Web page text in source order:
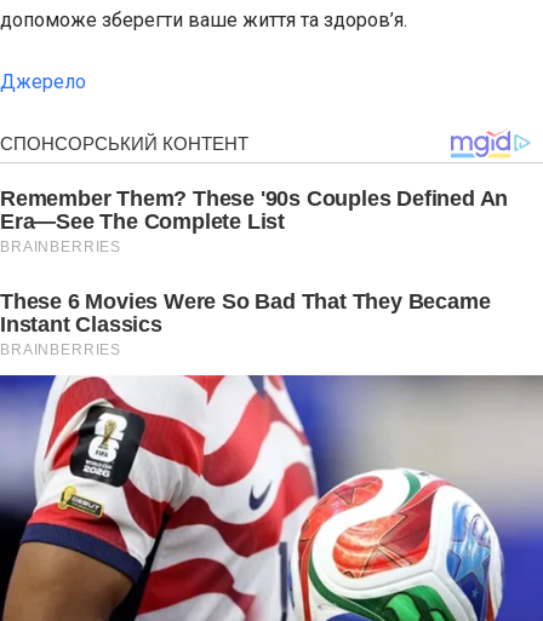
допоможе зберегти ваше життя та здоров’я.
Джерело